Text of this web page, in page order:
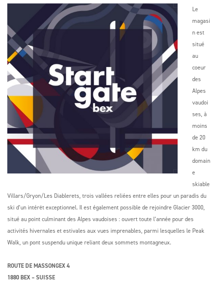
Le
magasi
n est
situé
au
coeur
des
Alpes
vaudoi
ses, à
moins
de 20
km du
domain
e
skiable
Villars/Gryon/Les Diablerets, trois vallées reliées entre elles pour un paradis du
ski d’un intérêt exceptionnel. Il est également possible de rejoindre Glacier 3000,
situé au point culminant des Alpes vaudoises : ouvert toute l’année pour des
activités hivernales et estivales aux vues imprenables, parmi lesquelles le Peak
Walk, un pont suspendu unique reliant deux sommets montagneux.
ROUTE DE MASSONGEX 4
1880 BEX – SUISSE